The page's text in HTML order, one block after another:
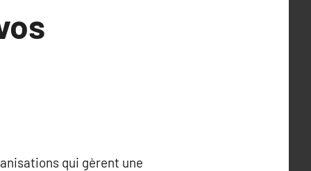
qui gèrent une